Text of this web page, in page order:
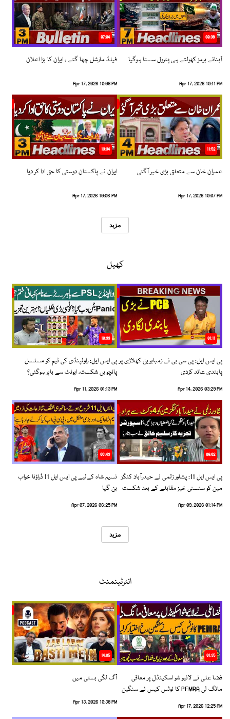
08:36
آبنائے ہرمز کھولتے ہی پٹرول سستا ہوگیا
Apr 17, 2026 10:11 PM
07:04
فیلڈ مارشل چھا گئے ، ایران کا بڑا اعلان
Apr 17, 2026 10:08 PM
11:52
عمران خان سے متعلق بڑی خبر آگئی
Apr 17, 2026 10:07 PM
13:34
ایران نے پاکستان دوستی کا حق ادا کر دیا
Apr 17, 2026 10:06 PM
مزید
کھیل
01:11
پی ایس ایل: پی سی بی نے زمبابوین کھلاڑی پر
پابندی عائد کردی
Apr 14, 2026 03:29 PM
10:33
پی ایس ایل: راولپنڈی کی ٹیم کو مسلسل
پانچویں شکست، ایونٹ سے باہر ہوگئی؟
Apr 11, 2026 01:13 PM
09:02
پی ایس ایل 11: پشاور زلمی نے حیدرآباد کنگز
مین کو سنسنی خیز مقابلے کے بعد شکست
Apr 09, 2026 01:14 PM
06:43
نسیم شاہ کےلیے پی ایس ایل 11 ڈراؤنا خواب
بن گیا
Apr 07, 2026 06:25 PM
مزید
انٹرٹینمنٹ
01:35
فضا علی نے لائیو شو اسکینڈل پر معافی
مانگ لی PEMRA کا نوٹس کیس نے سنگین
Apr 17, 2026 12:25 AM
14:05
آگ لگی بستی میں
Apr 13, 2026 10:38 PM